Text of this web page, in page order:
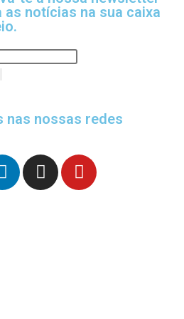
as notícias na sua caixa
nas nossas redes